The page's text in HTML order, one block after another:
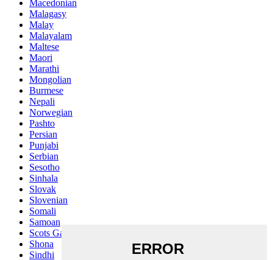
Macedonian
Malagasy
Malay
Malayalam
Maltese
Maori
Marathi
Mongolian
Burmese
Nepali
Norwegian
Pashto
Persian
Punjabi
Serbian
Sesotho
Sinhala
Slovak
Slovenian
Somali
Samoan
Scots Gaelic
Shona
Sindhi